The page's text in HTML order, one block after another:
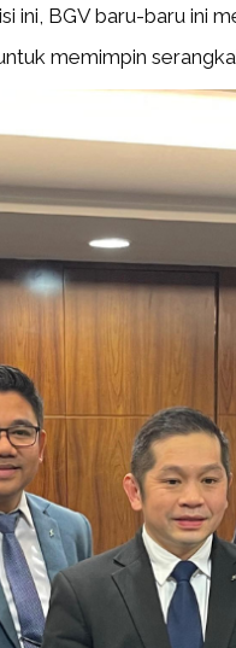
ini, BGV baru-baru ini
memimpin